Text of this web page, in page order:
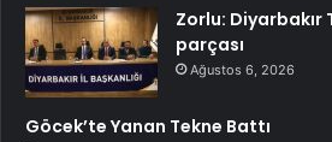
Zorlu: Diyarbakır
parçası
Ağustos 6, 2026
Göcek’te Yanan Tekne Battı